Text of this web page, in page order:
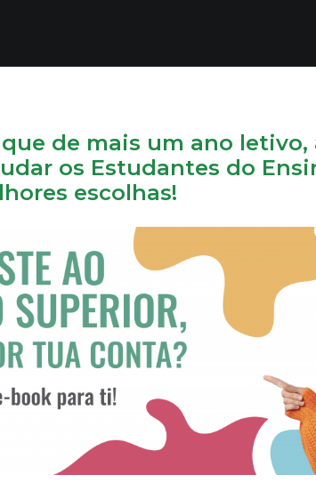
de mais um ano letivo,
os Estudantes do
escolhas!